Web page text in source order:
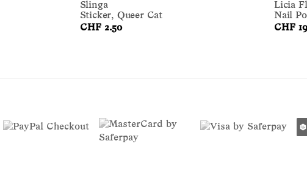
Slinga
Sticker, Queer Cat
CHF 2.50
Licia
Nail
CHF